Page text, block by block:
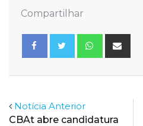
Compartilhar
Whatsapp
Notícia Anterior
CBAt abre candidatura